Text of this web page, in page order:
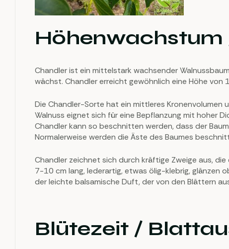
Chandler ist ein mittelstark wachsender
wächst. Chandler erreicht gewöhnlich eine Höhe von
Die Chandler-Sorte hat ein mittleres Kronenvolumen
Walnuss eignet sich für eine Bepflanzung mit hoher
Chandler kann so beschnitten werden, dass der
Normalerweise werden die Äste des Baumes
Chandler zeichnet sich durch kräftige Zweige aus,
7-10 cm lang, lederartig, etwas ölig-klebrig, glänzen
der leichte balsamische Duft, der von den Blättern
Blütezeit /